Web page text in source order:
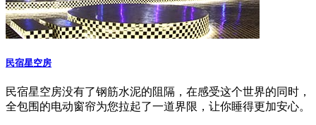
民宿星空房
民宿星空房没有了钢筋水泥的阻隔，在感受这个世界的同时，
全包围的电动窗帘为您拉起了一道界限，让你睡得更加安心。